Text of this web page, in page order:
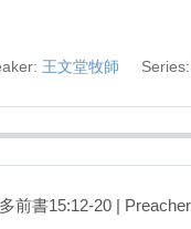
王文堂牧師 Series:
前書15:12-20 |